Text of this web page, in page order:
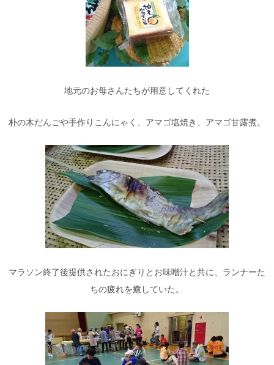
地元のお母さんたちが用意してくれた
朴の木だんごや手作りこんにゃく、アマゴ塩焼き、アマゴ甘露煮。
マラソン終了後提供されたおにぎりとお味噌汁と共に、ランナーた
ちの疲れを癒していた。